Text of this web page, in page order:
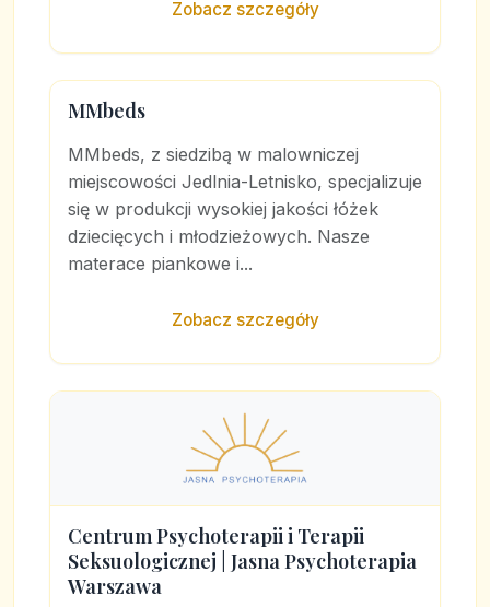
Zobacz szczegóły
MMbeds
MMbeds, z siedzibą w malowniczej
miejscowości Jedlnia-Letnisko, specjalizuje
się w produkcji wysokiej jakości łóżek
dziecięcych i młodzieżowych. Nasze
materace piankowe i...
Zobacz szczegóły
Centrum Psychoterapii i Terapii
Seksuologicznej | Jasna Psychoterapia
Warszawa